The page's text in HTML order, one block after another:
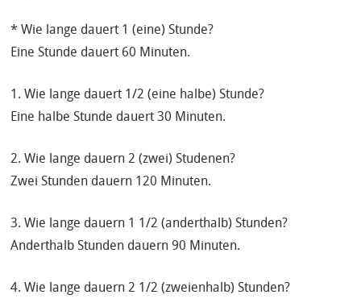
* Wie lange dauert 1 (eine) Stunde?
Eine Stunde dauert 60 Minuten.
1. Wie lange dauert 1/2 (eine halbe) Stunde?
Eine halbe Stunde dauert 30 Minuten.
2. Wie lange dauern 2 (zwei) Studenen?
Zwei Stunden dauern 120 Minuten.
3. Wie lange dauern 1 1/2 (anderthalb) Stunden?
Anderthalb Stunden dauern 90 Minuten.
4. Wie lange dauern 2 1/2 (zweienhalb) Stunden?